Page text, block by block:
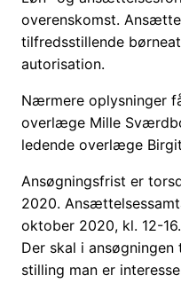
overenskomst.
tilfredsstillende
autorisation.
Nærmere oplysninger
overlæge Mille
ledende overlæge
Ansøgningsfrist er
2020.
oktober 2020, kl. 12-16.
Der skal i
stilling man er